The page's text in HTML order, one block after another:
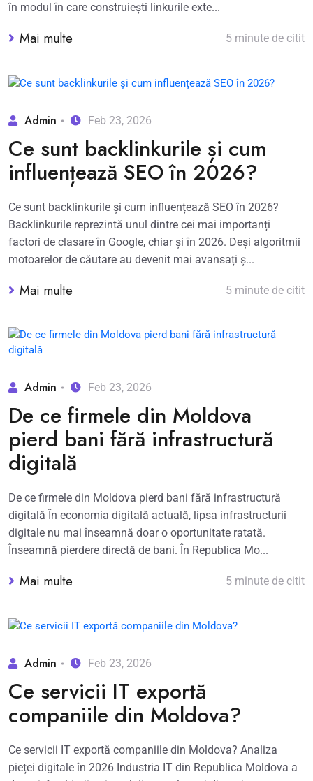
în modul în care construiești linkurile exte...
Mai multe 5 minute de citit
Admin Feb 23, 2026
Ce sunt backlinkurile și cum
influențează SEO în 2026?
Ce sunt backlinkurile și cum influențează SEO în 2026?
Backlinkurile reprezintă unul dintre cei mai importanți
factori de clasare în Google, chiar și în 2026. Deși algoritmii
motoarelor de căutare au devenit mai avansați ș...
Mai multe 5 minute de citit
Admin Feb 23, 2026
De ce firmele din Moldova
pierd bani fără infrastructură
digitală
De ce firmele din Moldova pierd bani fără infrastructură
digitală În economia digitală actuală, lipsa infrastructurii
digitale nu mai înseamnă doar o oportunitate ratată.
Înseamnă pierdere directă de bani. În Republica Mo...
Mai multe 5 minute de citit
Admin Feb 23, 2026
Ce servicii IT exportă
companiile din Moldova?
Ce servicii IT exportă companiile din Moldova? Analiza
pieței digitale în 2026 Industria IT din Republica Moldova a